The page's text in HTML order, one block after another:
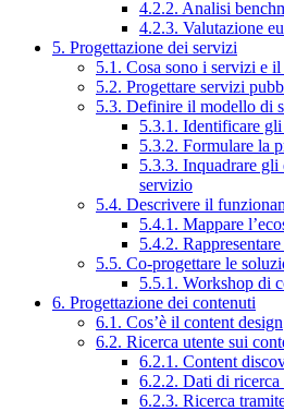
4.2.2. Analisi
4.2.3. Valutazione
5. Progettazione dei servizi
5.1. Cosa sono i servizi e il
5.2. Progettare servizi
5.3. Definire il modello di
5.3.1. Identificare
5.3.2. Formulare la
5.3.3. Inquadrare
servizio
5.4. Descrivere il
5.4.1. Mappare
5.4.2.
5.5. Co-progettare le
5.5.1. Workshop di
6. Progettazione dei contenuti
6.1. Cos’è il content design
6.2. Ricerca utente sui
6.2.1. Content
6.2.2. Dati di
6.2.3. Ricerca